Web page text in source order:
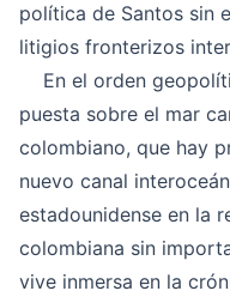
política de Santos sin
litigios fronterizos
En el orden
puesta sobre el mar
colombiano, que hay
nuevo canal
estadounidense en la
colombiana sin
vive inmersa en la